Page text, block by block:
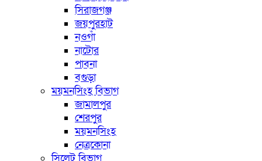
সিরাজগঞ্জ
জয়পুরহাট
নওগাঁ
নাটোর
পাবনা
বগুড়া
ময়মনসিংহ বিভাগ
জামালপুর
শেরপুর
ময়মনসিংহ
নেত্রকোনা